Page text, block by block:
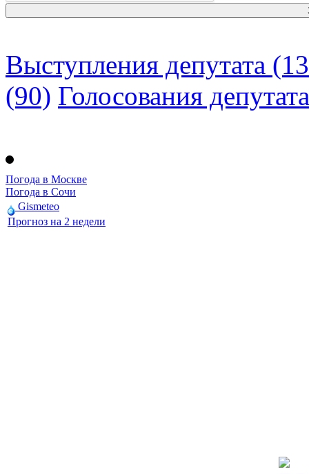
Выступления депутата
(90) Голосования депутата
Погода в Москве
Погода в Сочи
Gismeteo
Прогноз на 2 недели